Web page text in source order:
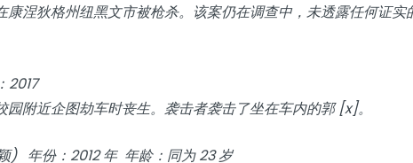
康涅狄格州纽黑文市被枪杀。该案仍在调查中，未透露任何证实
2017
附近企图劫车时丧生。袭击者袭击了坐在车内的郭 [x]。
) 年份：2012 年 年龄：同为 23 岁